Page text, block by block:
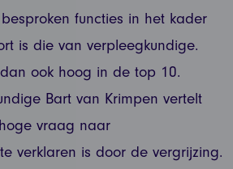
functies in het kader
is die van verpleegkundige.
ook hoog in de top 10.
Bart van Krimpen vertelt
vraag naar
verklaren is door de vergrijzing.